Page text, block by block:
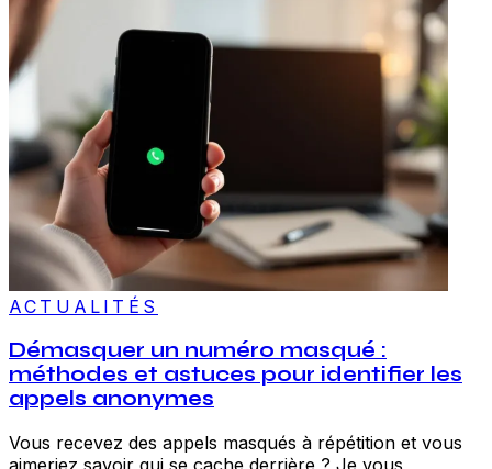
ACTUALITÉS
Démasquer un numéro masqué :
méthodes et astuces pour identifier les
appels anonymes
Vous recevez des appels masqués à répétition et vous
aimeriez savoir qui se cache derrière ? Je vous